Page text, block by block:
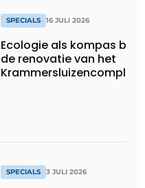
SPECIALS 16 JULI 2026
Ecologie als kompas bij
de renovatie van het
Krammersluizencomplex
SPECIALS 3 JULI 2026